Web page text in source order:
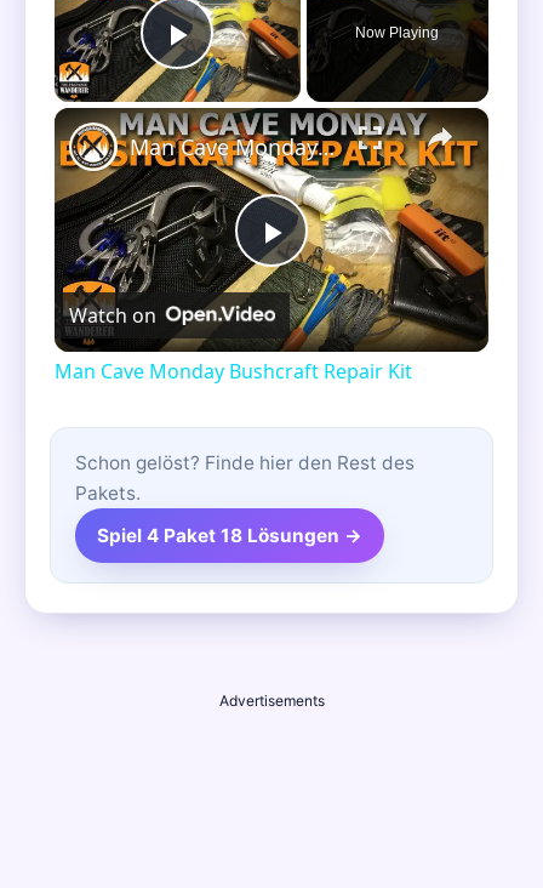
Play Video
Now Playing
×
Play
Video
Man Cave Monday Bushcraft Repair Kit
Watch on
Man Cave Monday Bushcraft Repair Kit
Schon gelöst? Finde hier den Rest des
Pakets.
Spiel 4 Paket 18 Lösungen →
Advertisements